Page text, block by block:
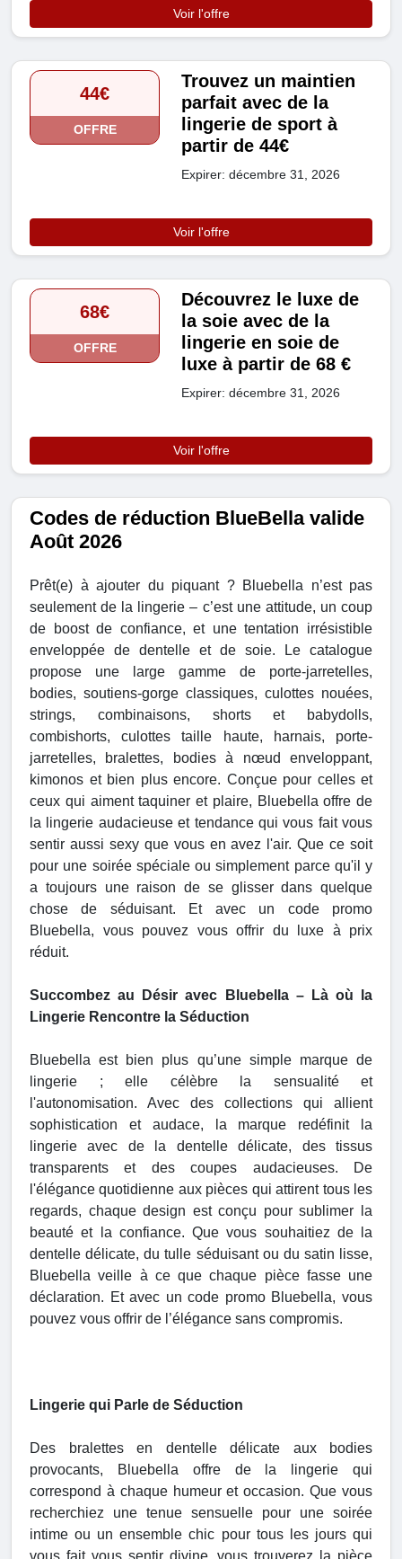
Voir l'offre
44€
OFFRE
Trouvez un maintien
parfait avec de la
lingerie de sport à
partir de 44€
Expirer: décembre 31, 2026
Voir l'offre
68€
OFFRE
Découvrez le luxe de
la soie avec de la
lingerie en soie de
luxe à partir de 68 €
Expirer: décembre 31, 2026
Voir l'offre
Codes de réduction BlueBella valide
Août 2026
Prêt(e) à ajouter du piquant ? Bluebella n’est pas
seulement de la lingerie – c’est une attitude, un coup
de boost de confiance, et une tentation irrésistible
enveloppée de dentelle et de soie. Le catalogue
propose une large gamme de porte-jarretelles,
bodies, soutiens-gorge classiques, culottes nouées,
strings, combinaisons, shorts et babydolls,
combishorts, culottes taille haute, harnais, porte-
jarretelles, bralettes, bodies à nœud enveloppant,
kimonos et bien plus encore. Conçue pour celles et
ceux qui aiment taquiner et plaire, Bluebella offre de
la lingerie audacieuse et tendance qui vous fait vous
sentir aussi sexy que vous en avez l'air. Que ce soit
pour une soirée spéciale ou simplement parce qu'il y
a toujours une raison de se glisser dans quelque
chose de séduisant. Et avec un code promo
Bluebella, vous pouvez vous offrir du luxe à prix
réduit.
Succombez au Désir avec Bluebella – Là où la
Lingerie Rencontre la Séduction
Bluebella est bien plus qu’une simple marque de
lingerie ; elle célèbre la sensualité et
l'autonomisation. Avec des collections qui allient
sophistication et audace, la marque redéfinit la
lingerie avec de la dentelle délicate, des tissus
transparents et des coupes audacieuses. De
l'élégance quotidienne aux pièces qui attirent tous les
regards, chaque design est conçu pour sublimer la
beauté et la confiance. Que vous souhaitiez de la
dentelle délicate, du tulle séduisant ou du satin lisse,
Bluebella veille à ce que chaque pièce fasse une
déclaration. Et avec un code promo Bluebella, vous
pouvez vous offrir de l’élégance sans compromis.
Lingerie qui Parle de Séduction
Des bralettes en dentelle délicate aux bodies
provocants, Bluebella offre de la lingerie qui
correspond à chaque humeur et occasion. Que vous
recherchiez une tenue sensuelle pour une soirée
intime ou un ensemble chic pour tous les jours qui